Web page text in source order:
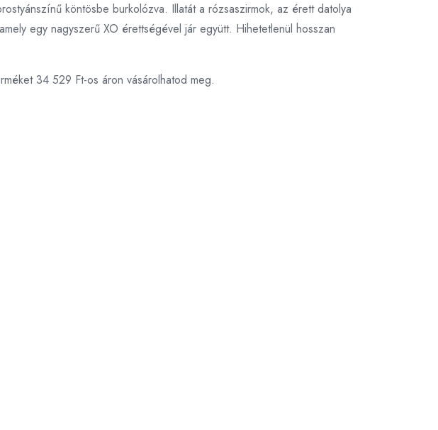
köntösbe burkolózva. Illatát a rózsaszirmok, az érett datolya
egy nagyszerű XO érettségével jár együtt. Hihetetlenül hosszan
34 529 Ft-os áron vásárolhatod meg.